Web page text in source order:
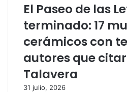
El Paseo de las
terminado: 17
cerámicos con
autores que
Talavera
31 julio, 2026